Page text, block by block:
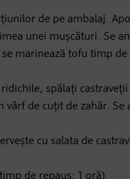
de pe ambalaj.
unei mușcături. Se
marinează tofu timp
spălați
vârf de cuțit de zahăr.
cu salata de
de repaus: 1 oră).